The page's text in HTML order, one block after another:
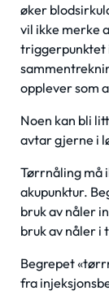
øker
vil ikke merke
triggerpunktet
opplever som
Noen kan bli
avtar gjerne i
Tørrnåling må
akupunktur.
bruk av nåler
bruk av nåler i
Begrepet
fra